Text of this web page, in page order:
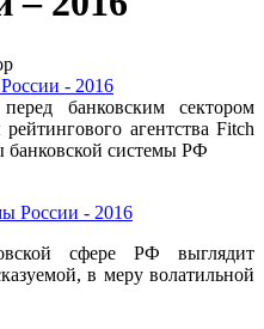
- 2016
банковским сектором
агентства Fitch
банковской системы РФ
сфере РФ выглядит
в меру волатильной